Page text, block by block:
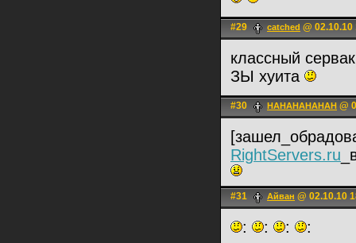
#29 catched @ 02.10.10
классный
ЗЫ хуита
#30 HAHAHAHAHAH @
RightServers.ru
#31 Айван @ 02.10.10
: : : :